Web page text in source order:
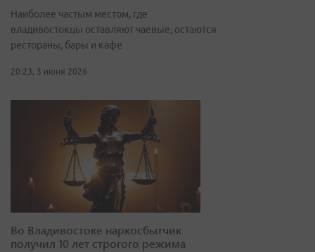
Наиболее частым местом, где
владивостокцы оставляют чаевые, остаются
рестораны, бары и кафе
20:23, 3 июня 2026
Во Владивостоке наркосбытчик
получил 10 лет строгого режима